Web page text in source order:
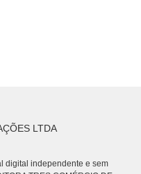
LTDA
digital independente e sem